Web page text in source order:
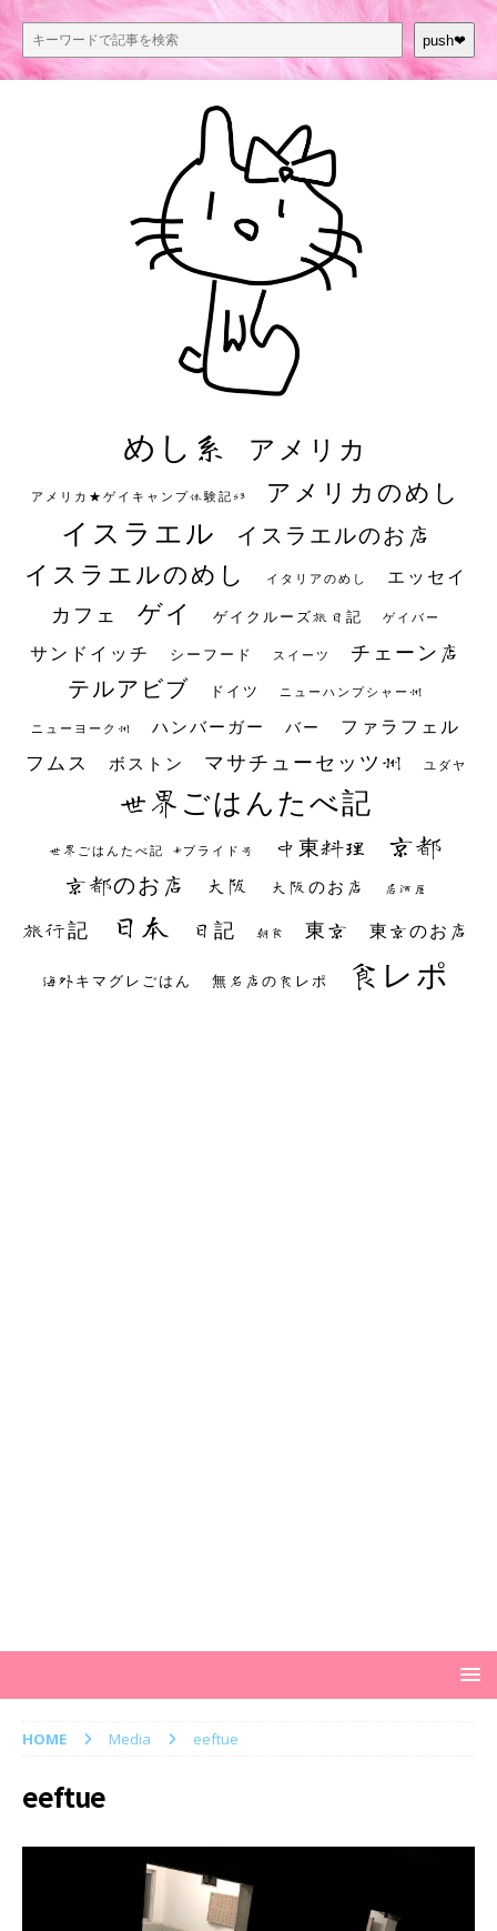
push❤︎
めし系 アメリカ
アメリカ★ゲイキャンプ体験記S3 アメリカのめし
イスラエル イスラエルのお店
イスラエルのめし イタリアのめし エッセイ
カフェ ゲイ ゲイクルーズ旅日記 ゲイバー
サンドイッチ シーフード スイーツ チェーン店
テルアビブ ドイツ ニューハンプシャー州
ニューヨーク州 ハンバーガー バー ファラフェル
フムス ボストン マサチューセッツ州 ユダヤ
世界ごはんたべ記
世界ごはんたべ記 #プライド号 中東料理 京都
京都のお店 大阪 大阪のお店 居酒屋
旅行記 日本 日記 朝食 東京 東京のお店
海外キマグレごはん 無名店の食レポ 食レポ
HOME Media eeftue
eeftue